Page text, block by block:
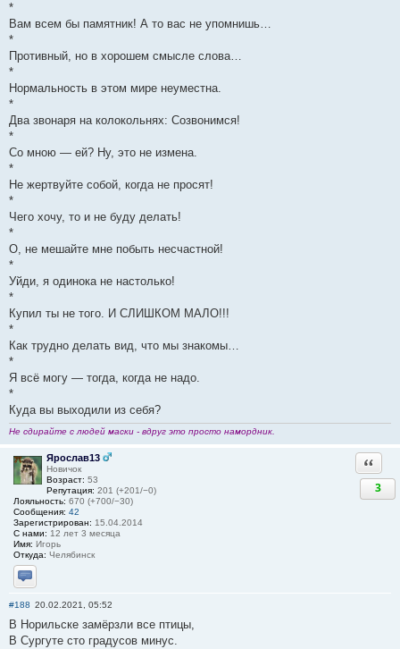
*
Вам всем бы памятник! А то вас не упомнишь…
*
Противный, но в хорошем смысле слова…
*
Нормальность в этом мире неуместна.
*
Два звонаря на колокольнях: Созвонимся!
*
Со мною — ей? Ну, это не измена.
*
Не жертвуйте собой, когда не просят!
*
Чего хочу, то и не буду делать!
*
О, не мешайте мне побыть несчастной!
*
Уйди, я одинока не настолько!
*
Купил ты не того. И СЛИШКОМ МАЛО!!!
*
Как трудно делать вид, что мы знакомы…
*
Я всё могу — тогда, когда не надо.
*
Куда вы выходили из себя?
Не сдирайте с людей маски - вдруг это просто намордник.
Ярослав13
Новичок
Возраст: 53
Репутация: 201 (+201/−0)
Лояльность: 670 (+700/−30)
Сообщения: 42
Зарегистрирован: 15.04.2014
С нами: 12 лет 3 месяца
Имя: Игорь
Откуда: Челябинск
Отправить личное сообщение
3
#188 20.02.2021, 05:52
В Норильске замёрзли все птицы,
В Сургуте сто градусов минус.